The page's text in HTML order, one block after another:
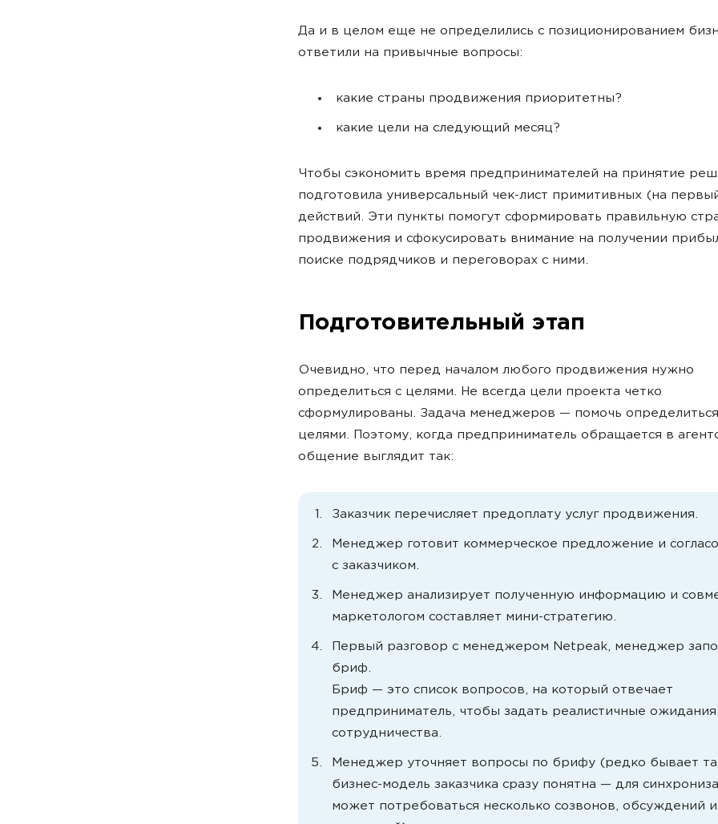
Да и в целом еще не определились с позиционированием
ответили на привычные вопросы:
какие страны продвижения приоритетны?
какие цели на следующий месяц?
Чтобы сэкономить время предпринимателей на принятие
подготовила универсальный чек-лист примитивных (на
действий. Эти пункты помогут сформировать правильную
продвижения и сфокусировать внимание на получении
поиске подрядчиков и переговорах с ними.
Подготовительный этап
Очевидно, что перед началом любого продвижения нужно
определиться с целями. Не всегда цели проекта четко
сформулированы. Задача менеджеров — помочь
целями. Поэтому, когда предприниматель обращается в
общение выглядит так:
Заказчик перечисляет предоплату услуг продвижения.
Менеджер готовит коммерческое предложение и
с заказчиком.
Менеджер анализирует полученную информацию и
маркетологом составляет мини-стратегию.
Первый разговор с менеджером Netpeak, менеджер
бриф.
Бриф — это список вопросов, на который отвечает
предприниматель, чтобы задать реалистичные ожидания
сотрудничества.
Менеджер уточняет вопросы по брифу (редко бывает
бизнес-модель заказчика сразу понятна — для
может потребоваться несколько созвонов, обсуждений и